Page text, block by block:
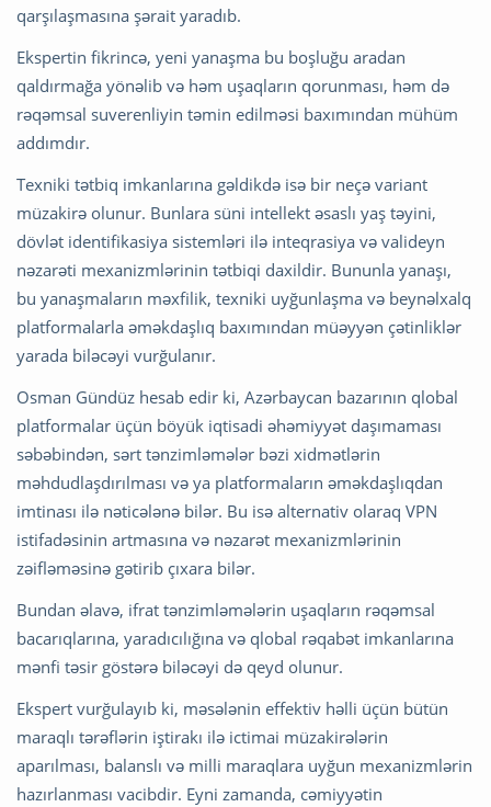
qarşılaşmasına şərait yaradıb.
Ekspertin fikrincə, yeni yanaşma bu boşluğu aradan
qaldırmağa yönəlib və həm uşaqların qorunması, həm də
rəqəmsal suverenliyin təmin edilməsi baxımından mühüm
addımdır.
Texniki tətbiq imkanlarına gəldikdə isə bir neçə variant
müzakirə olunur. Bunlara süni intellekt əsaslı yaş təyini,
dövlət identifikasiya sistemləri ilə inteqrasiya və valideyn
nəzarəti mexanizmlərinin tətbiqi daxildir. Bununla yanaşı,
bu yanaşmaların məxfilik, texniki uyğunlaşma və beynəlxalq
platformalarla əməkdaşlıq baxımından müəyyən çətinliklər
yarada biləcəyi vurğulanır.
Osman Gündüz hesab edir ki, Azərbaycan bazarının qlobal
platformalar üçün böyük iqtisadi əhəmiyyət daşımaması
səbəbindən, sərt tənzimləmələr bəzi xidmətlərin
məhdudlaşdırılması və ya platformaların əməkdaşlıqdan
imtinası ilə nəticələnə bilər. Bu isə alternativ olaraq VPN
istifadəsinin artmasına və nəzarət mexanizmlərinin
zəifləməsinə gətirib çıxara bilər.
Bundan əlavə, ifrat tənzimləmələrin uşaqların rəqəmsal
bacarıqlarına, yaradıcılığına və qlobal rəqabət imkanlarına
mənfi təsir göstərə biləcəyi də qeyd olunur.
Ekspert vurğulayıb ki, məsələnin effektiv həlli üçün bütün
maraqlı tərəflərin iştirakı ilə ictimai müzakirələrin
aparılması, balanslı və milli maraqlara uyğun mexanizmlərin
hazırlanması vacibdir. Eyni zamanda, cəmiyyətin